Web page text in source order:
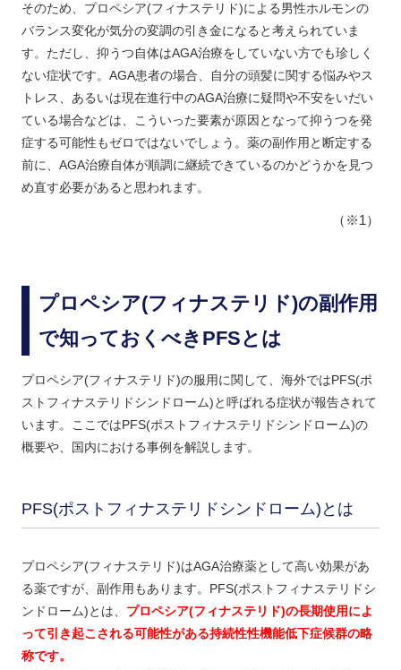
そのため、プロペシア(フィナステリド)による男性ホルモンの
バランス変化が気分の変調の引き金になると考えられていま
す。ただし、抑うつ自体はAGA治療をしていない方でも珍しく
ない症状です。AGA患者の場合、自分の頭髪に関する悩みやス
トレス、あるいは現在進行中のAGA治療に疑問や不安をいだい
ている場合などは、こういった要素が原因となって抑うつを発
症する可能性もゼロではないでしょう。薬の副作用と断定する
前に、AGA治療自体が順調に継続できているのかどうかを見つ
め直す必要があると思われます。
（※1）
プロペシア(フィナステリド)の副作用
で知っておくべきPFSとは
プロペシア(フィナステリド)の服用に関して、海外ではPFS(ポ
ストフィナステリドシンドローム)と呼ばれる症状が報告されて
います。ここではPFS(ポストフィナステリドシンドローム)の
概要や、国内における事例を解説します。
PFS(ポストフィナステリドシンドローム)とは
プロペシア(フィナステリド)はAGA治療薬として高い効果があ
る薬ですが、副作用もあります。PFS(ポストフィナステリドシ
ンドローム)とは、 プロペシア(フィナステリド)の長期使用によ
って引き起こされる可能性がある持続性性機能低下症候群の略
称です。